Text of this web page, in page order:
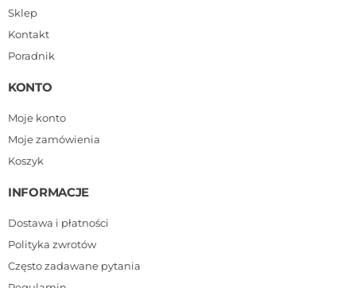
Sklep
Kontakt
Poradnik
KONTO
Moje konto
Moje zamówienia
Koszyk
INFORMACJE
Dostawa i płatności
Polityka zwrotów
Często zadawane pytania